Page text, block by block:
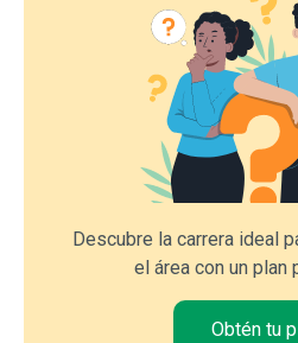
Descubre la carrera ideal
el área con un plan
Obtén tu